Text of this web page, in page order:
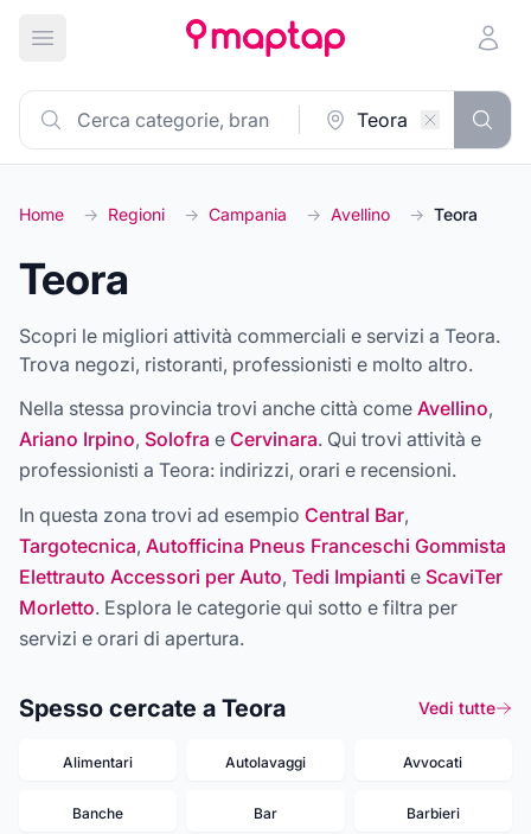
Apri menu principale
Home → Regioni → Campania → Avellino → Teora
Teora
Scopri le migliori attività commerciali e servizi a Teora.
Trova negozi, ristoranti, professionisti e molto altro.
Nella stessa provincia trovi anche città come Avellino,
Ariano Irpino, Solofra e Cervinara. Qui trovi attività e
professionisti a Teora: indirizzi, orari e recensioni.
In questa zona trovi ad esempio Central Bar,
Targotecnica, Autofficina Pneus Franceschi Gommista
Elettrauto Accessori per Auto, Tedi Impianti e ScaviTer
Morletto. Esplora le categorie qui sotto e filtra per
servizi e orari di apertura.
Spesso cercate a Teora Vedi tutte
Alimentari Autolavaggi Avvocati
Banche Bar Barbieri